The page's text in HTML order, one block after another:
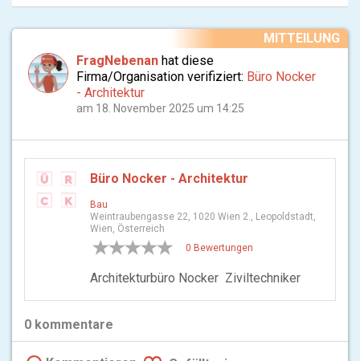
MITTEILUNG
FragNebenan hat diese
Firma/Organisation verifiziert: Büro Nocker
- Architektur
am 18. November 2025 um 14:25
Büro Nocker - Architektur
Bau
Weintraubengasse 22, 1020 Wien 2., Leopoldstadt,
Wien, Österreich
0 Bewertungen
Architekturbüro Nocker Ziviltechniker
0 kommentare